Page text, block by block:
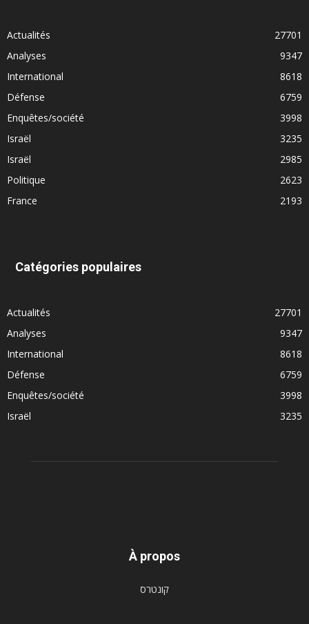
Actualités
27701
Analyses
9347
International
8618
Défense
6759
Enquêtes/société
3998
Israël
3235
Israël
2985
Politique
2623
France
2193
Catégories populaires
Actualités
27701
Analyses
9347
International
8618
Défense
6759
Enquêtes/société
3998
Israël
3235
À propos
קונטרס